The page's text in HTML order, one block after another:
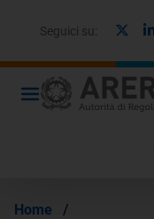
Seguici su:
Home
/